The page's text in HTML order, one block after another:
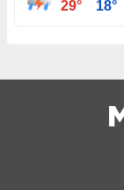
29° 18°